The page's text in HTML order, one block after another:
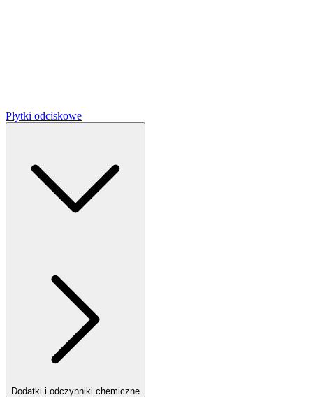
Płytki odciskowe
Dodatki i odczynniki chemiczne